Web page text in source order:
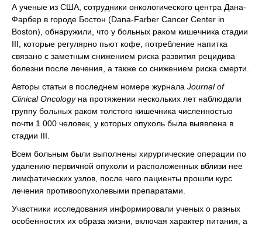
А ученые из США, сотрудники онкологического центра Дана-
Фарбер в городе Бостон (Dana-Farber Cancer Center in
Boston), обнаружили, что у больных раком кишечника стадии
III, которые регулярно пьют кофе, потребление напитка
связано с заметным снижением риска развития рецидива
болезни после лечения, а также со снижением риска смерти.
Авторы статьи в последнем номере журнала Journal of
Clinical Oncologyна протяжении нескольких лет наблюдали
группу больных раком толстого кишечника численностью
почти 1 000 человек, у которых опухоль была выявлена в
стадии III.
Всем больным были выполнены хирургические операции по
удалению первичной опухоли и расположенных вблизи нее
лимфатических узлов, после чего пациенты прошли курс
лечения противоопухолевыми препаратами.
Участники исследования информировали ученых о разных
особенностях их образа жизни, включая характер питания, а